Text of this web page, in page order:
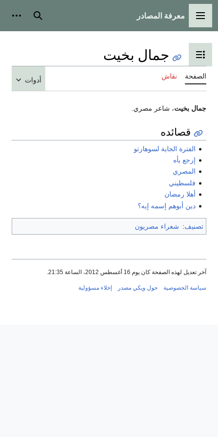
القائمة الرئيسية
معرفة المصادر بحث
تبديل عرض جدول المحتويات
جمال بخيت
الصفحة نقاش أدوات
جمال بخيت، شاعر مصري.
قصائده
الفترة الجاية لسوهارتو
إرجع بأه
المصري
فلسطيني
أهلا رمضان
دين أبوهم إسمه إيه؟
تصنيف: شعراء مصريون
آخر تعديل لهذه الصفحة كان يوم 16 أغسطس 2012، الساعة 21:35.
سياسة الخصوصية حول ويكي مصدر إخلاء مسؤولية